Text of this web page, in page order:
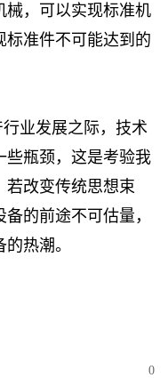
械，可以实现标准机
标准件不可能达到的
业发展之际，技术
些瓶颈，这是考验我
若改变传统思想束
的前途不可估量，
热潮。
0